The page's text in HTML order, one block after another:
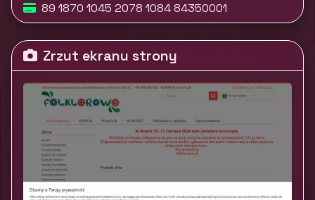
89 1870 1045 2078 1084 84350001
Zrzut ekranu strony